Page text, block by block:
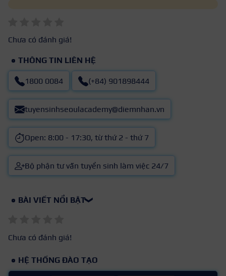
Chưa có đánh giá!
THÔNG TIN LIÊN HỆ
1800 0084 (+84) 901898444
tuyensinhseoulacademy@diemnhan.vn
Open: 8:00 - 17:30, từ thứ 2 - thứ 7
Bộ phận tư vấn tuyển sinh làm việc 24/7
BÀI VIẾT NỔI BẬT❯
Chưa có đánh giá!
HỆ THỐNG ĐÀO TẠO